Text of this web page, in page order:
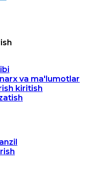
va ma'lumotlar
kiritish